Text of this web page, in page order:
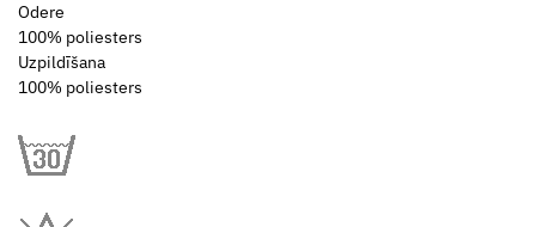
Odere
100% poliesters
Uzpildīšana
100% poliesters